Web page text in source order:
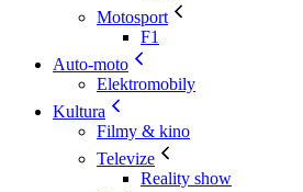
Motosport
F1
Auto-moto
Elektromobily
Kultura
Filmy & kino
Televize
Reality show